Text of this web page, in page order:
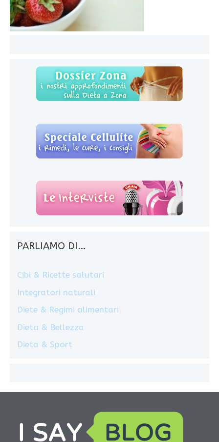
PARLIAMO DI…
Cibi & Ricette salutari
Integratori naturali
Diete & Regimi alimentari
Dieta & Bellezza
Dieta & Sport